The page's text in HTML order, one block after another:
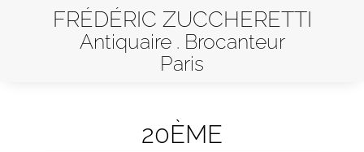
FRÉDÉRIC ZUCCHERETTI
Antiquaire . Brocanteur
Paris
20ÈME